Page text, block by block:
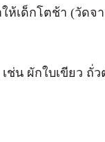
ห้เด็กโตช้า (วัดจ
ช่น ผักใบเขียว ถั่ว